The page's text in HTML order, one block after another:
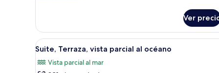
ciudad
doble
Confort,
Terraza,
a
Ver
Abrir
todas
las
Un dormitorio moderno con
5
Suite, Terraza, vista parcial al océano
Vista parcial al mar